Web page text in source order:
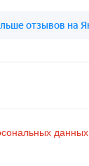
данных